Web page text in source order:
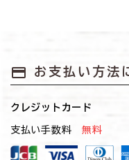
payment お支払い方法
クレジットカード
支払い手数料 無料